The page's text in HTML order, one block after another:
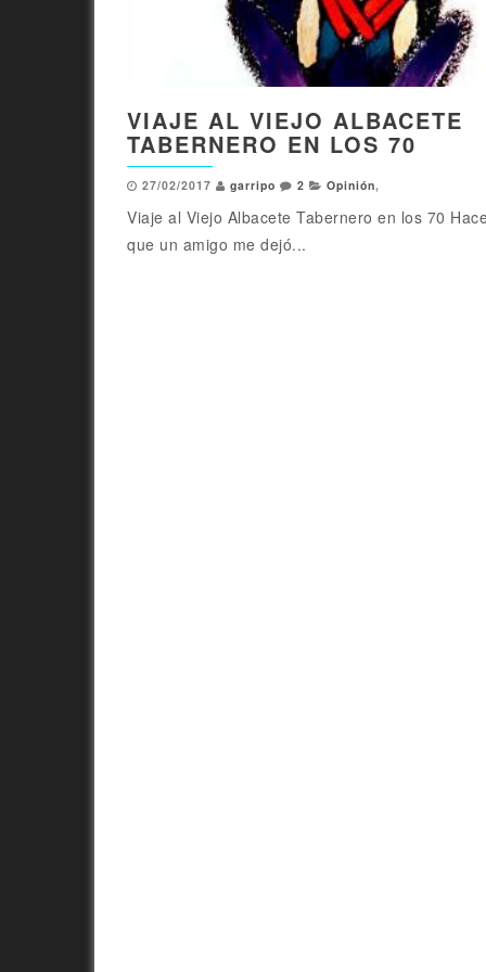
VIAJE AL VIEJO ALBACETE
TABERNERO EN LOS 70
27/02/2017 garripo 2 Opinión,
Viaje al Viejo Albacete Tabernero en los 70
que un amigo me dejó...